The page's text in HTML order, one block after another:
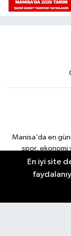
Manisa’da en
spor, ekonomi
Manisa
En iyi site